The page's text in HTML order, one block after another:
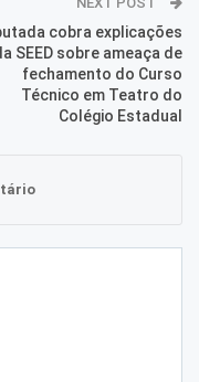
cobra explicações
SEED sobre ameaça de
fechamento do Curso
Técnico em Teatro do
Colégio Estadual